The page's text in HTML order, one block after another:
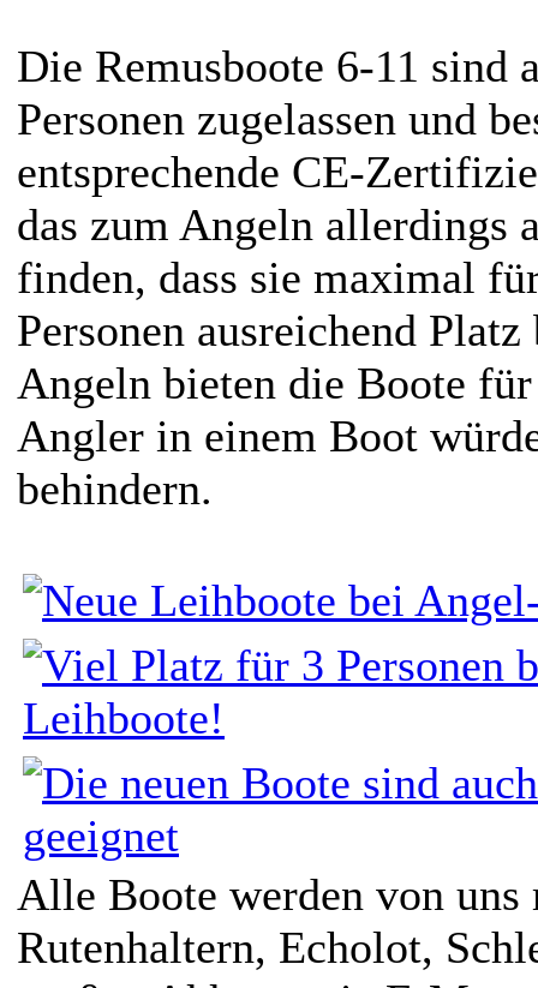
Die Remusboote 6-11 sind
Personen zugelassen und
entsprechende CE-
das zum Angeln allerdings
finden, dass sie maximal
Personen ausreichend
Angeln bieten die Boote
Angler in einem Boot
behindern.
Alle Boote werden von
Rutenhaltern, Echolot,